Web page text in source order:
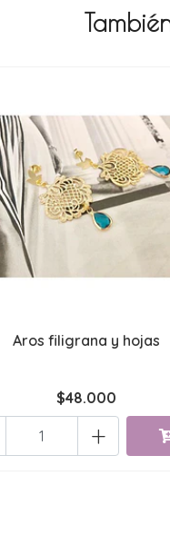
Aros filigrana y hojas
$48.000
+